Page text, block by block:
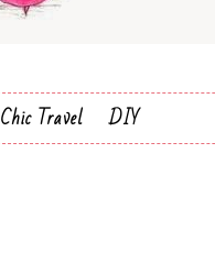
Chic Travel DIY